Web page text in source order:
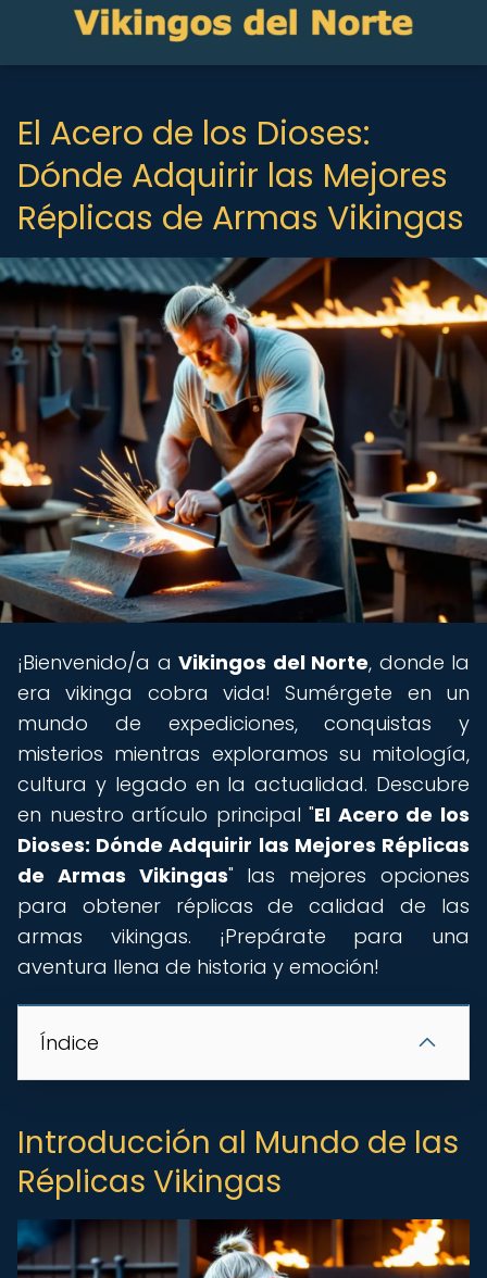
El Acero de los Dioses:
Dónde Adquirir las Mejores
Réplicas de Armas Vikingas
¡Bienvenido/a a Vikingos del Norte, donde la
era vikinga cobra vida! Sumérgete en un
mundo de expediciones, conquistas y
misterios mientras exploramos su mitología,
cultura y legado en la actualidad. Descubre
en nuestro artículo principal "El Acero de los
Dioses: Dónde Adquirir las Mejores Réplicas
de Armas Vikingas" las mejores opciones
para obtener réplicas de calidad de las
armas vikingas. ¡Prepárate para una
aventura llena de historia y emoción!
Índice
Introducción al Mundo de las
Réplicas Vikingas